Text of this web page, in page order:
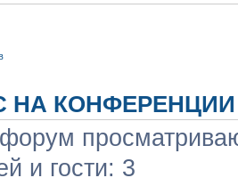
НА КОНФЕРЕНЦИИ
и гости: 3